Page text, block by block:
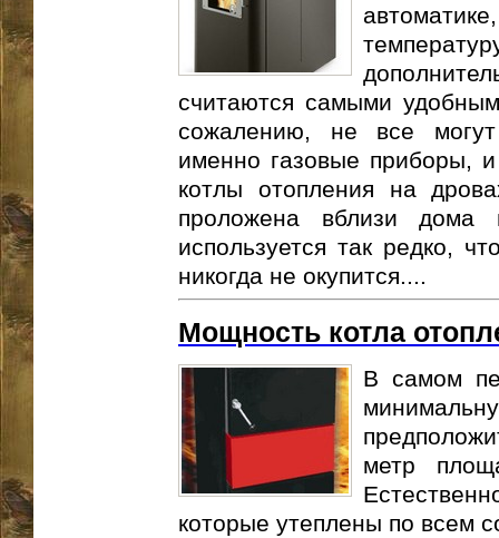
считаются самыми
сожалению, не все могут
именно газовые приборы, и
котлы отопления на
проложена вблизи дома
используется так редко,
никогда не окупится....
Мощность котла
В самом
метр
которые утеплены по всем